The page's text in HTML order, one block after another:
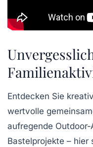
Entdecken Sie
wertvolle
aufregende
Bastelprojekte – hier